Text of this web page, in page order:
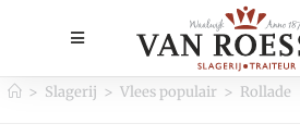
> Slagerij > Vlees populair > Rollade